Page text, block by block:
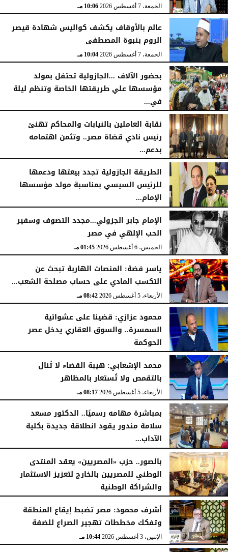
الجمعة، 7 أغسطس 2026 10:06 مـ
عالم بالأوقاف يكشف كواليس شهادة قيصر
الروم بنبوة المصطفى
الجمعة، 7 أغسطس 2026 10:04 مـ
بحضور الآلاف ...الجازولية تحتفل بمولد
مؤسسها علي طريقتها الخاصة وتنظم ليلة
في...
الجمعة، 7 أغسطس 2026
نقابة العاملين بالنيابات والمحاكم تهنئ
رئيس نادي قضاة مصر.. وتثمن اهتمامه
بدعم...
الخميس، 6 أغسطس 2026
الطريقة الجازولية تجدد بيعتها ودعمها
للرئيس السيسي بمناسبة مولد مؤسسها
الإمام...
الخميس، 6 أغسطس 2026
الإمام جابر الجزولي...مجدد التصوف وسفير
الحب الإلهي في مصر
الخميس، 6 أغسطس 2026 01:45 مـ
ياسر فضة: المنصات الهاربة تبحث عن
التكسب المادي على حساب مصلحة الشعب...
الأربعاء، 5 أغسطس 2026 08:42 مـ
محمود عزازي: قضينا على عشوائية
السمسرة.. والسوق العقاري يدخل عصر
الحوكمة
الأربعاء، 5 أغسطس 2026
محمد الإشعابي: هيبة القضاء لا تُنال
بالتقمص ولا تُستعار بالمظاهر
الأربعاء، 5 أغسطس 2026 08:17 مـ
بمباشرة مهامه رسميًا.. الدكتور مسعد
سلامة مندور يقود انطلاقة جديدة بكلية
الآداب...
الأربعاء، 5 أغسطس 2026
بالصور.. حزب «المصريين» يعقد المنتدى
الوطني للمصريين بالخارج لتعزيز الاستثمار
والشراكة الوطنية
الثلاثاء، 4 أغسطس 2026
أشرف محمود: مصر تضبط إيقاع المنطقة
وتفكك مخططات تهجير الصراع للضفة
الإثنين، 3 أغسطس 2026 10:44 مـ